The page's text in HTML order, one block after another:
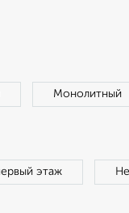
Монолитный
этаж